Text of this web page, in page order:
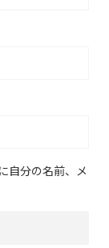
自分の名前、メ